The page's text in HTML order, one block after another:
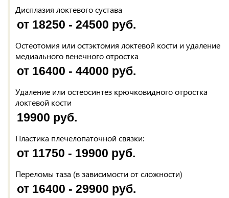
Дисплазия локтевого сустава
от 18250 - 24500 руб.
Остеотомия или остэктомия локтевой кости и удаление
медиального венечного отростка
от 16400 - 44000 руб.
Удаление или остеосинтез крючковидного отростка
локтевой кости
19900 руб.
Пластика плечелопаточной связки:
от 11750 - 19900 руб.
Переломы таза (в зависимости от сложности)
от 16400 - 29900 руб.